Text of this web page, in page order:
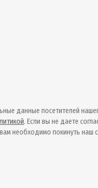
данные посетителей
. Если вы не даете
необходимо покинуть наш